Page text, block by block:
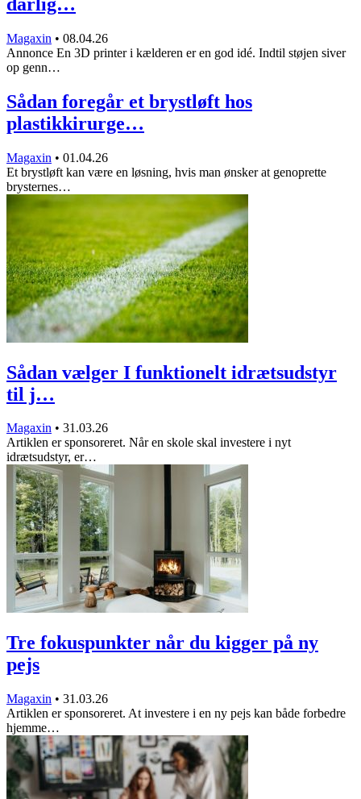
Magaxin • 08.04.26
Annonce En 3D printer i kælderen er en god idé. Indtil støjen siver
op genn…
Sådan foregår et brystløft hos
plastikkirurge…
Magaxin • 01.04.26
Et brystløft kan være en løsning, hvis man ønsker at genoprette
brysternes…
Sådan vælger I funktionelt idrætsudstyr
til j…
Magaxin • 31.03.26
Artiklen er sponsoreret. Når en skole skal investere i nyt
idrætsudstyr, er…
Tre fokuspunkter når du kigger på ny
pejs
Magaxin • 31.03.26
Artiklen er sponsoreret. At investere i en ny pejs kan både forbedre
hjemme…